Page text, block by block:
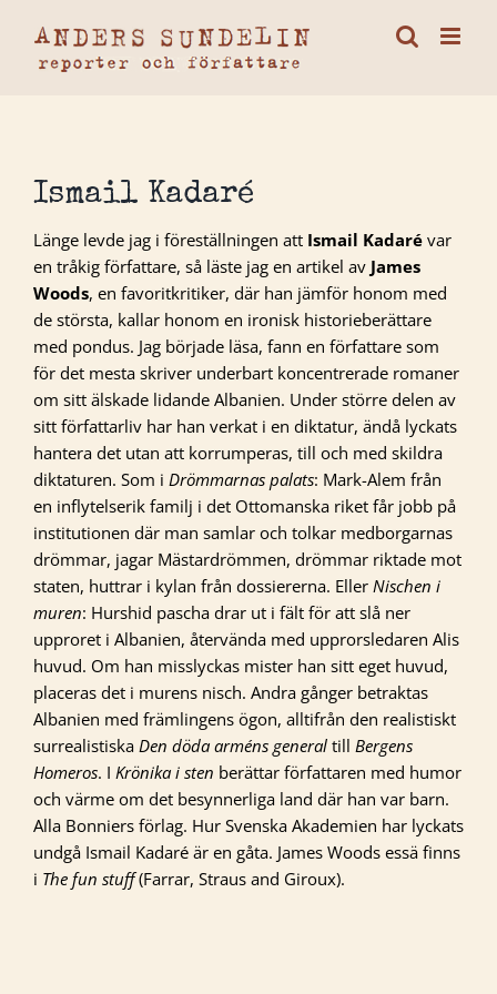
innehållet
Ismail Kadaré
Länge levde jag i föreställningen att Ismail Kadaré var
en tråkig författare, så läste jag en artikel av James
Woods, en favoritkritiker, där han jämför honom med
de största, kallar honom en ironisk historieberättare
med pondus. Jag började läsa, fann en författare som
för det mesta skriver underbart koncentrerade romaner
om sitt älskade lidande Albanien. Under större delen av
sitt författarliv har han verkat i en diktatur, ändå lyckats
hantera det utan att korrumperas, till och med skildra
diktaturen. Som i Drömmarnas palats: Mark-Alem från
en inflytelserik familj i det Ottomanska riket får jobb på
institutionen där man samlar och tolkar medborgarnas
drömmar, jagar Mästardrömmen, drömmar riktade mot
staten, huttrar i kylan från dossiererna. Eller Nischen i
muren: Hurshid pascha drar ut i fält för att slå ner
upproret i Albanien, återvända med upprorsledaren Alis
huvud. Om han misslyckas mister han sitt eget huvud,
placeras det i murens nisch. Andra gånger betraktas
Albanien med främlingens ögon, alltifrån den realistiskt
surrealistiska Den döda arméns general till Bergens
Homeros. I Krönika i sten berättar författaren med humor
och värme om det besynnerliga land där han var barn.
Alla Bonniers förlag. Hur Svenska Akademien har lyckats
undgå Ismail Kadaré är en gåta. James Woods essä finns
i The fun stuff(Farrar, Straus and Giroux).